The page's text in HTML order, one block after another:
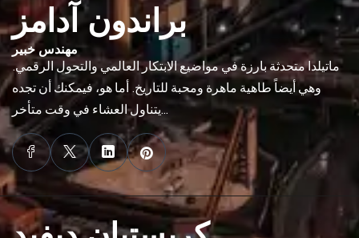
براندون آدامز
مهندس خبير
ماتيلدا متحدثة بارزة في مواضيع الابتكار العالمي والتحول الرقمي.
وهي أيضاً طاهية ماهرة ومحبة للتاريخ. أما هو، فيمكنك أن تجده
يتناول العشاء في وقت متأخر…